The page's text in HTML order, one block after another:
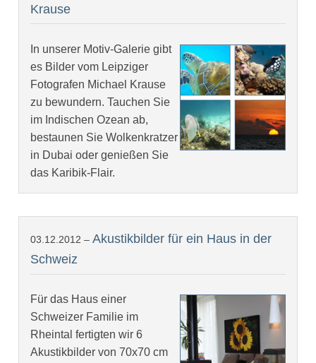
Krause
In unserer Motiv-Galerie gibt
es Bilder vom Leipziger
Fotografen Michael Krause
zu bewundern. Tauchen Sie
im Indischen Ozean ab,
bestaunen Sie Wolkenkratzer
in Dubai oder genießen Sie
das Karibik-Flair.
03.12.2012 – Akustikbilder für ein Haus in der
Schweiz
Für das Haus einer
Schweizer Familie im
Rheintal fertigten wir 6
Akustikbilder von 70x70 cm